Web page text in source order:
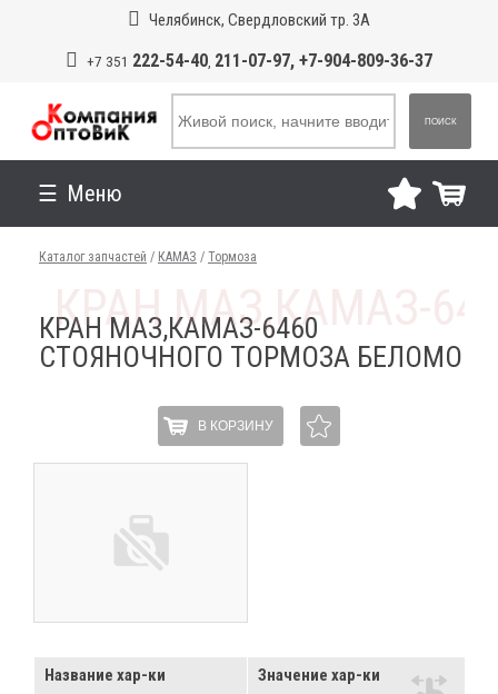
Челябинск, Свердловский тр. 3А
+7 351 222-54-40, 211-07-97, +7-904-809-36-37
ПОИСК
Меню
Каталог запчастей / КАМАЗ / Тормоза
КРАН МАЗ,КАМАЗ-6460
СТОЯНОЧНОГО ТОРМОЗА БЕЛОМО
В КОРЗИНУ
Название хар-ки
Значение хар-ки